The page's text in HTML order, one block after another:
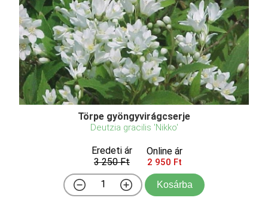
Törpe gyöngyvirágcserje
Deutzia gracilis 'Nikko'
Eredeti ár
3 250 Ft
Online ár
2 950 Ft
Kosárba